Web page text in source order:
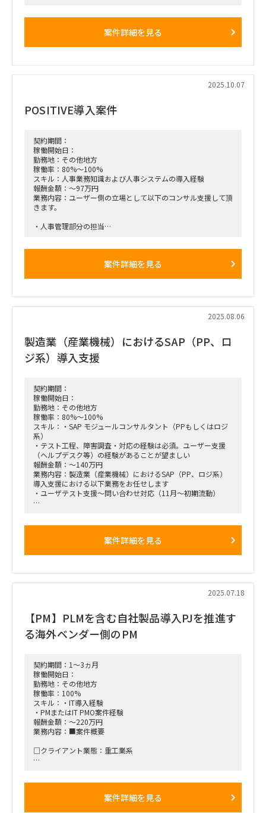
■体制：
コンサルタント計7名体制（シニアマネージャー＋メンバー配
■期間：
即日～2026年6月頃まで（予定）
■出社の仕方について：
・週4日（月～木）石川県のクライアント先へ常駐（必須）、
金曜日は都内もしくは自宅で稼働
・稼働率：100％
案件詳細を見る
2025.10.07
POSITIVE導入案件
契約期間：
稼働開始日：
勤務地：その他地方
稼働率：80%～100%
スキル：人事業務知識および人事システムの導入経験
報酬金額：～97万円
業務内容：ユーザー側の立場として以下のコンサル支援して頂
きます。
・人事管理部分の担当
案件詳細を見る
2025.08.06
製造業（産業機械）におけるSAP（PP、ロ
ジ系）導入支援
契約期間：
稼働開始日：
勤務地：その他地方
稼働率：80%～100%
スキル：・SAP モジュールコンサルタント（PPもしくはロジ
系）
・テスト工程、障害調査・対応の経験は必須。ユーザー支援
（ヘルプデスク等）の経験があることが望ましい
報酬金額：～140万円
業務内容：製造業（産業機械）におけるSAP（PP、ロジ系）
導入支援における以下業務をお任せします
・ユーザテスト支援～問い合わせ対応（11月～初期流動）
案件詳細を見る
2025.07.18
【PM】PLMを含む自社製品導入PJを推進す
る海外ベンダー側のPM
契約期間：1～3ヵ月
稼働開始日：
勤務地：その他地方
稼働率：100%
スキル：・IT導入経験
・PMまたはIT PMO案件経験
報酬金額：～220万円
業務内容：■案件概要
□クライアント業態：重工業系
複数案件が並行して進行中。案件詳細を見る